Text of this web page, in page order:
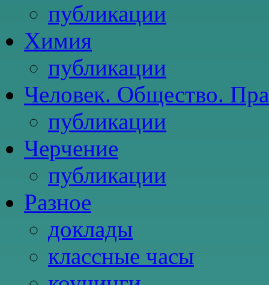
публикации
Химия
публикации
Человек. Общество.
публикации
Черчение
публикации
Разное
доклады
классные часы